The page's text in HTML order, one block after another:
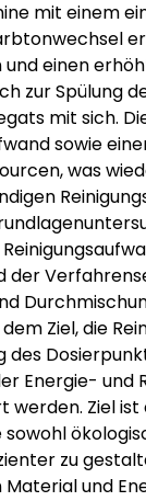
mit einem
und einen
zur Spülung
mit sich.
sowie
was
der
Ziel, die
des
Energie- und
werden. Ziel ist
zu
Material und